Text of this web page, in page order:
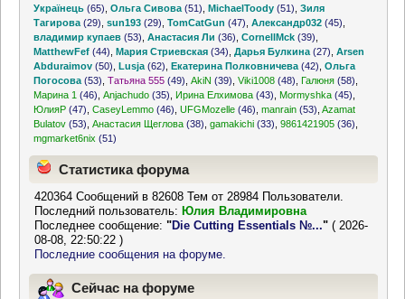
Українець (65) ,Ольга Сивова (51) ,MichaelToody (51) ,Зиля
Тагирова (29) ,sun193 (29) ,TomCatGun (47) ,Александр032 (45)
владимир купаев (53) ,Анастасия Ли (36) ,CornellMck (39)
MatthewFef (44) ,Мария Стриевская (34) ,Дарья Булкина (27) ,Arsen
Abduraimov (50) ,Lusja (62) ,Екатерина Полковничева (42) ,Ольга
Погосова (53) ,Татьяна 555 (49) ,AkiN (39) ,Viki1008 (48) Галюня (58)
Марина 1 (46) ,Anjachudo (35) Ирина Елхимова (43) Mormyshka (45)
ЮлияР (47) ,CaseyLemmo (46) ,UFGMozelle (46) ,manrain (53) ,Azamat
Bulatov (53) ,Анастасия Щеглова (38) ,gamakichi (33) ,9861421905 (36)
mgmarket6nix (51)
Статистика форума
420364 Сообщений в 82608 Тем от 28984 Пользователи.
Последний пользователь: Юлия Владимировна
Последнее сообщение:"Die Cutting Essentials №..." ( 2026-
08-08, 22:50:22 )
Последние сообщения на форуме.
Сейчас на форуме